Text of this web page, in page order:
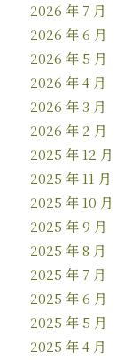
2026 年 7 月
2026 年 6 月
2026 年 5 月
2026 年 4 月
2026 年 3 月
2026 年 2 月
2025 年 12 月
2025 年 11 月
2025 年 10 月
2025 年 9 月
2025 年 8 月
2025 年 7 月
2025 年 6 月
2025 年 5 月
2025 年 4 月